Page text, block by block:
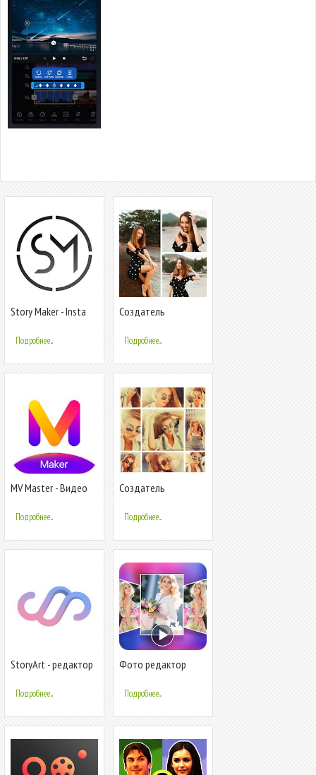
Story Maker - Insta
Instagram
Подробнее...
Cоздатель
Фото коллаж,
редактор фото
Подробнее...
MV Master - Видео
Подробнее...
Cоздатель
редактор фото,
Фото коллаж
Подробнее...
StoryArt - редактор
Instagram
Подробнее...
Фото редактор
Подробнее...